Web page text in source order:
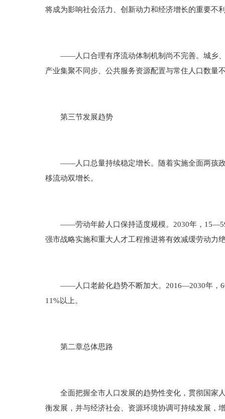
将成为影响社会活力、创新动力和经济增长的重要不
——人口合理有序流动体制机制尚不完善。城乡、
产业集聚不同步、公共服务资源配置与常住人口数量
第三节发展趋势
——人口总量持续稳定增长。随着实施全面两孩政
移流动双增长。
——劳动年龄人口保持适度规模。2030年，15—59
强市战略实施和重大人才工程推进将有效减缓劳动力
——人口老龄化趋势不断加大。2016—2030年，60
11%以上。
第二章总体思路
全面把握全市人口发展的趋势性变化，贯彻国家人
衡发展，并与经济社会、资源环境协调可持续发展，